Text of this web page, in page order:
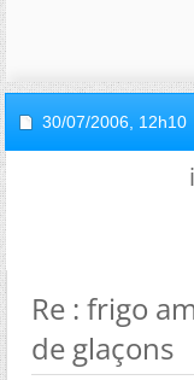
30/07/2006, 12h10
Re : frigo
de glaçons